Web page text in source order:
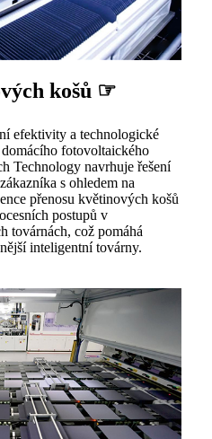
košů ☞
efektivity a technologické
fotovoltaického
Technology navrhuje řešení
s ohledem na
přenosu květinových košů
postupů v
továrnách, což pomáhá
inteligentní továrny.